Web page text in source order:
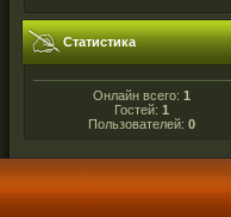
Статистика
Онлайн всего: 1
Гостей: 1
Пользователей: 0